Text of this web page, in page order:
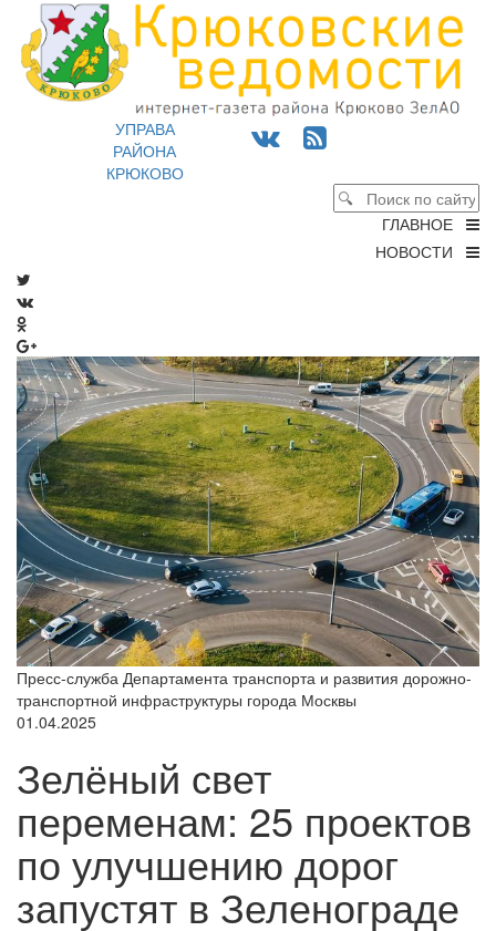
УПРАВА
РАЙОНА
КРЮКОВО
ГЛАВНОЕ
НОВОСТИ
Пресс-служба Департамента транспорта и развития дорожно-
транспортной инфраструктуры города Москвы
01.04.2025
Зелёный свет
переменам: 25 проектов
по улучшению дорог
запустят в Зеленограде